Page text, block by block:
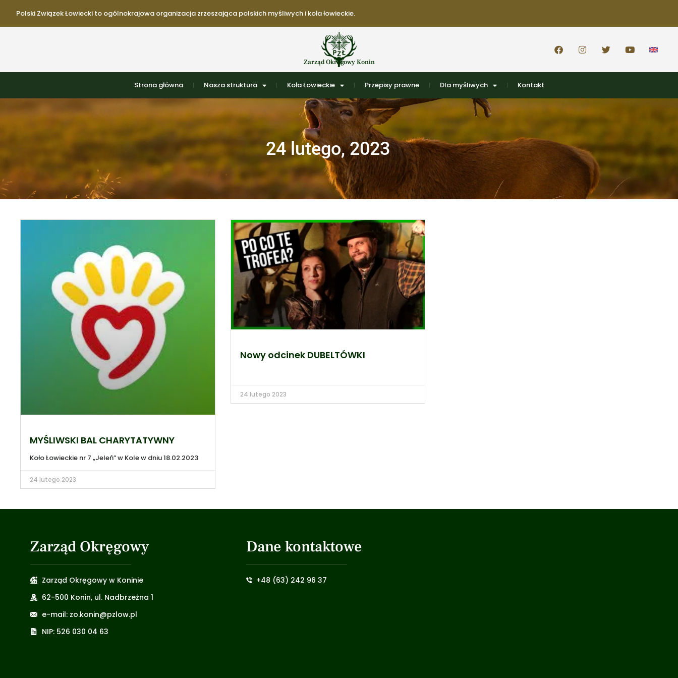
Polski Związek Łowiecki to ogólnokrajowa organizacja zrzeszająca polskich myśliwych i koła łowieckie.
Zarząd Okręgowy Konin
Strona główna Nasza struktura Koła Łowieckie Przepisy prawne Dla myśliwych Kontakt
24 lutego, 2023
MYŚLIWSKI BAL CHARYTATYWNY
Koło Łowieckie nr 7 „Jeleń” w Kole w dniu 18.02.2023
24 lutego 2023
Nowy odcinek DUBELTÓWKI
24 lutego 2023
Zarząd Okręgowy
Zarząd Okręgowy w Koninie
62-500 Konin, ul. Nadbrzeżna 1
e-mail: zo.konin@pzlow.pl
NIP: 526 030 04 63
Dane kontaktowe
+48 (63) 242 96 37